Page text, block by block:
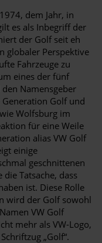
dem Jahr, in
es als Inbegriff der
der Golf seit eh
globaler Perspektive
Fahrzeuge zu
eines der fünf
Namensgeber
Golf und
Wolfsburg im
für eine Weile
alias VW Golf
einige
geschnittenen
Tatsache, dass
ist. Diese Rolle
wird der Golf sowohl
VW Golf
mehr als VW-Logo,
„Golf“.